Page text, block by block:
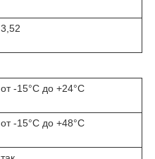
3,52
от -15°C до +24°C
от -15°C до +48°C